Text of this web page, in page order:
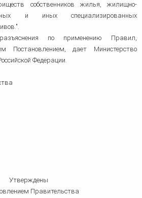
собственников жилья, жилищно-
и иных специализированных
по применению Правил,
Постановлением, дает Министерство
Федерации.
Утверждены
Правительства